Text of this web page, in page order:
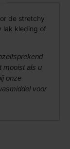
de stretchy
lak kleding of
mooist als u
onze
voor